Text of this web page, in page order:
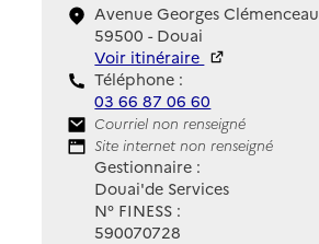
Avenue Georges Clémenceau
59500 - Douai
Voir itinéraire
Téléphone :
03 66 87 06 60
Contact
Courriel non renseigné
Site Internet
Site internet non renseigné
Gestionnaire :
Douai'de Services
N° FINESS :
590070728